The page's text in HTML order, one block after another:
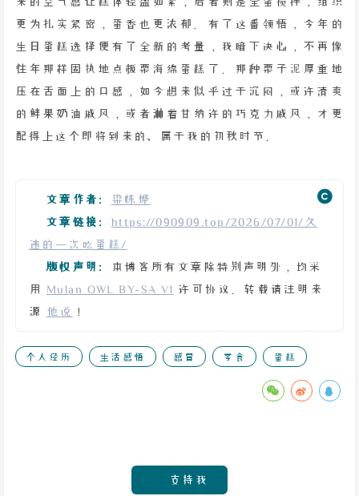
更为扎实紧密，蛋香也更浓郁。有了这番领悟，今年的
生日蛋糕选择便有了全新的考量，我暗下决心，不再像
往年那样固执地点板栗海绵蛋糕了。那种栗子泥厚重地
压在舌面上的口感，如今想来似乎过于沉闷，或许清爽
的鲜果奶油戚风，或者淋着甘纳许的巧克力戚风，才更
配得上这个即将到来的、属于我的初秋时节。
文章作者:
梁栋烨
文章链接:
https://090909.top/2026/07/01/久
违的一次吃蛋糕/
版权声明:
本博客所有文章除特别声明外，均采
用 Mulan OWL BY-SA V1 许可协议。转载请注明来
源 他说 ！
个人经历 生活感悟 感冒 零食 蛋糕
支持我